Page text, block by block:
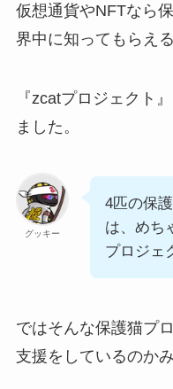
仮想通貨やNFTなら
界中に知ってもらえ
『zcatプロジェクト
ました。
グッキー
4匹の保
は、めち
プロジェ
ではそんな保護猫プ
支援をしているのか